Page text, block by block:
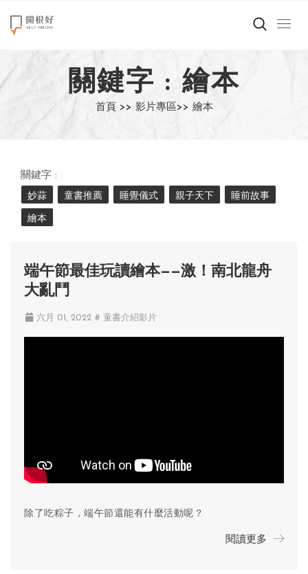
來點正能量
世界在想什麼
創造美好生活
職場商業經濟
影片專區
關鍵字 : 繪本
首頁 >> 影片專區>> 繪本
關鍵字 :
妙蒜
童書推薦 睡覺儀式 親子天下 睡前故事
繪本
端午節最佳玩讀繪本——激！南北龍舟
大亂鬥
六月 01, 2022 # 童書介紹影片
除了吃粽子，端午節還能有什麼活動呢？
閱讀更多